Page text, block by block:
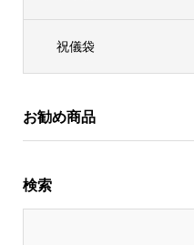
祝儀袋
お勧め商品
検索